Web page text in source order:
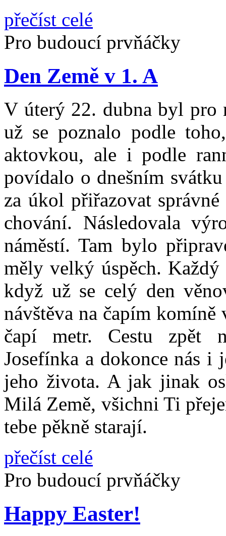
přečíst celé
Pro budoucí prvňáčky
Den Země v 1. A
V úterý 22. dubna byl pro
už se poznalo podle
aktovkou, ale i podle
povídalo o dnešním
za úkol přiřazovat
chování. Následovala
náměstí. Tam bylo
měly velký úspěch.
když už se celý den
návštěva na čapím
čapí metr. Cestu zpět
Josefínka a dokonce nás i
jeho života. A jak jinak
Milá Země, všichni Ti
tebe pěkně starají.
přečíst celé
Pro budoucí prvňáčky
Happy Easter!